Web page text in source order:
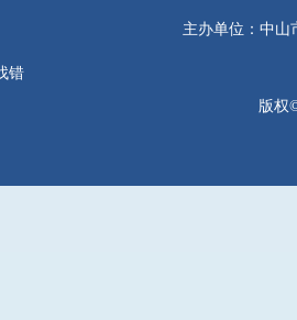
主办单位：中山
版权